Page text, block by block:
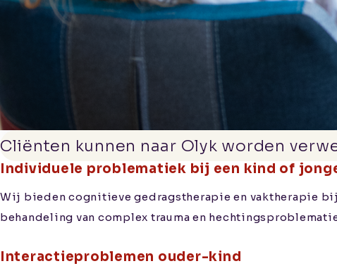
Werken
Aanmelden
Informatie voor
verwijzers
Cliënten kunnen naar Olyk worden
Individuele problematiek bij een kind of
Wij bieden cognitieve gedragstherapie en vaktherapie
behandeling van complex trauma en
Interactieproblemen ouder-kind